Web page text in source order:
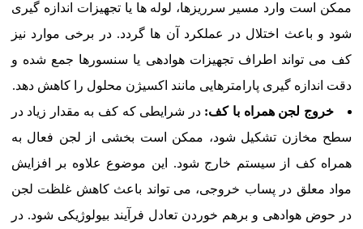
ممکن است وارد مسیر سرریزها، لوله ها یا تجهیزات اندازه گیری
شود و باعث اختلال در عملکرد آن ها گردد. در برخی موارد نیز
کف می تواند اطراف تجهیزات هوادهی یا سنسورها جمع شده و
دقت اندازه گیری پارامترهایی مانند اکسیژن محلول را کاهش دهد.
خروج لجن همراه با کف:در شرایطی که کف به مقدار زیاد در
سطح مخازن تشکیل شود، ممکن است بخشی از لجن فعال به
همراه کف از سیستم خارج شود. این موضوع علاوه بر افزایش
مواد معلق در پساب خروجی، می تواند باعث کاهش غلظت لجن
در حوض هوادهی و برهم خوردن تعادل فرآیند بیولوژیکی شود. در